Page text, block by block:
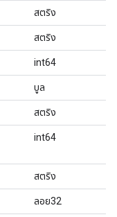
สตริง
สตริง
int64
บูล
สตริง
int64
สตริง
ลอย32